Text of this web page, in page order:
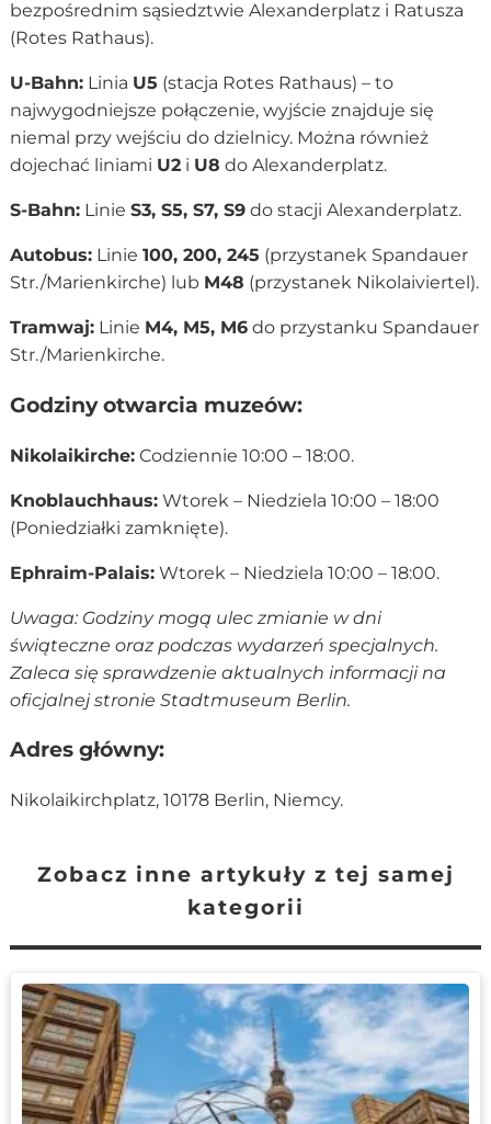
bezpośrednim sąsiedztwie Alexanderplatz i Ratusza
(Rotes Rathaus).
U-Bahn:Linia U5 (stacja Rotes Rathaus) – to
najwygodniejsze połączenie, wyjście znajduje się
niemal przy wejściu do dzielnicy. Można również
dojechać liniami U2i U8 do Alexanderplatz.
S-Bahn:Linie S3, S5, S7, S9do stacji Alexanderplatz.
Autobus:Linie 100, 200, 245 (przystanek Spandauer
Str./Marienkirche) lub M48 (przystanek Nikolaiviertel).
Tramwaj:Linie M4, M5, M6do przystanku Spandauer
Str./Marienkirche.
Godziny otwarcia muzeów:
Nikolaikirche:Codziennie 10:00 – 18:00.
Knoblauchhaus:Wtorek – Niedziela 10:00 – 18:00
(Poniedziałki zamknięte).
Ephraim-Palais:Wtorek – Niedziela 10:00 – 18:00.
Uwaga: Godziny mogą ulec zmianie w dni
świąteczne oraz podczas wydarzeń specjalnych.
Zaleca się sprawdzenie aktualnych informacji na
oficjalnej stronie Stadtmuseum Berlin.
Adres główny:
Nikolaikirchplatz, 10178 Berlin, Niemcy.
Zobacz inne artykuły z tej samej
kategorii